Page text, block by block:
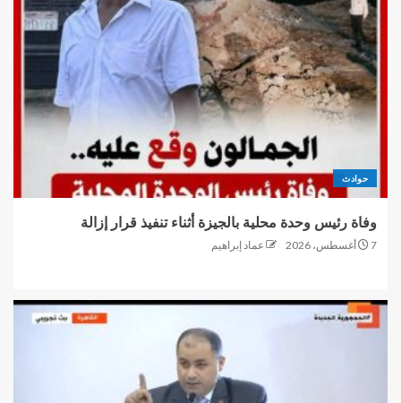
حوادث
وفاة رئيس وحدة محلية بالجيزة أثناء تنفيذ قرار إزالة
7 أغسطس، 2026 عماد إبراهيم